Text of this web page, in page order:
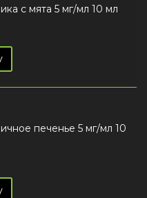
с мята 5 мг/мл 10 мл
печенье 5 мг/мл 10